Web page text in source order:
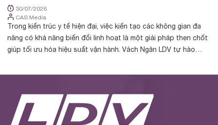
30/07/2026
CAS Media
Trong kiến trúc y tế hiện đại, việc kiến tạo các không gian đa
năng có khả năng biến đổi linh hoạt là một giải pháp then chốt
giúp tối ưu hóa hiệu suất vận hành. Vách Ngăn LDV tự hào